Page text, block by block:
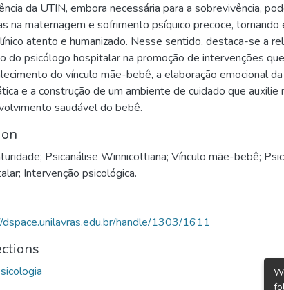
da UTIN, embora necessária para a sobrevivência,
na maternagem e sofrimento psíquico precoce, tornando
atento e humanizado. Nesse sentido, destaca-se a
do psicólogo hospitalar na promoção de intervenções
do vínculo mãe-bebê, a elaboração emocional
e a construção de um ambiente de cuidado que auxilie
saudável do bebê.
Psicanálise Winnicottiana; Vínculo mãe-bebê;
Intervenção psicológica.
handle/1303/1611